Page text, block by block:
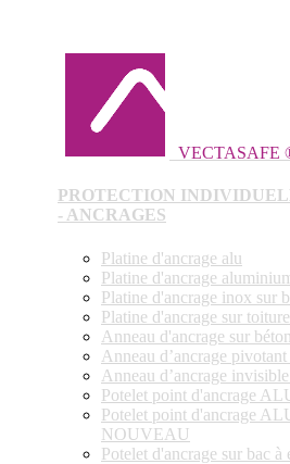
VECTASAFE
PROTECTION
- ANCRAGES
Platine d'ancrage alu
Platine d'ancrage
Platine d'ancrage inox sur
Platine d'ancrage sur
Anneau d'ancrage sur béton
Anneau d’ancrage
Anneau d’ancrage
Potelet point d'ancrage
Potelet point d'ancrage
NOUVEAU
Potelet d'ancrage sur bac à